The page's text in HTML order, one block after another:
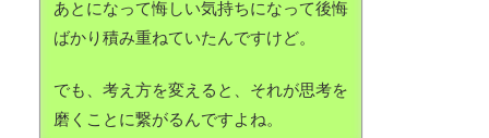
あとになって悔しい気持ちになって後悔
ばかり積み重ねていたんですけど。
でも、考え方を変えると、それが思考を
磨くことに繋がるんですよね。